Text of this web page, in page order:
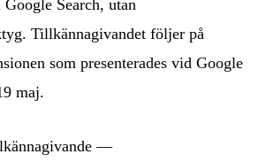
Search, utan
Tillkännagivandet följer på
som presenterades vid Google
maj.
—